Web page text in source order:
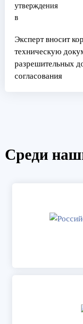
Эксперт вносит
техническую
разрешительных
согласования
Среди